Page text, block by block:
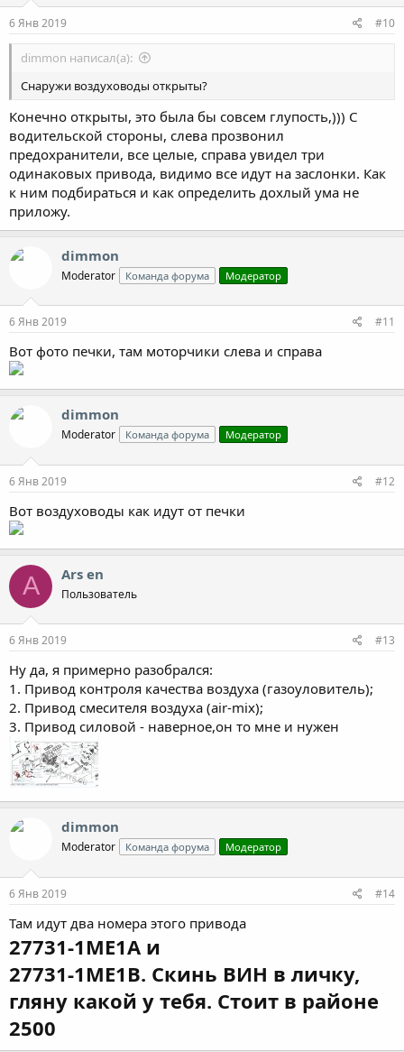
6 Янв 2019 #10
dimmon написал(а):
Снаружи воздуховоды открыты?
Конечно открыты, это была бы совсем глупость,))) С
водительской стороны, слева прозвонил
предохранители, все целые, справа увидел три
одинаковых привода, видимо все идут на заслонки. Как
к ним подбираться и как определить дохлый ума не
приложу.
dimmon
Moderator Команда форума Модератор
6 Янв 2019 #11
Вот фото печки, там моторчики слева и справа
dimmon
Moderator Команда форума Модератор
6 Янв 2019 #12
Вот воздуховоды как идут от печки
A Ars en
Пользователь
6 Янв 2019 #13
Ну да, я примерно разобрался:
1. Привод контроля качества воздуха (газоуловитель);
2. Привод смесителя воздуха (air-mix);
3. Привод силовой - наверное,он то мне и нужен
dimmon
Moderator Команда форума Модератор
6 Янв 2019 #14
Там идут два номера этого привода
27731-1ME1A и
27731-1ME1B. Скинь ВИН в личку,
гляну какой у тебя. Стоит в районе
2500